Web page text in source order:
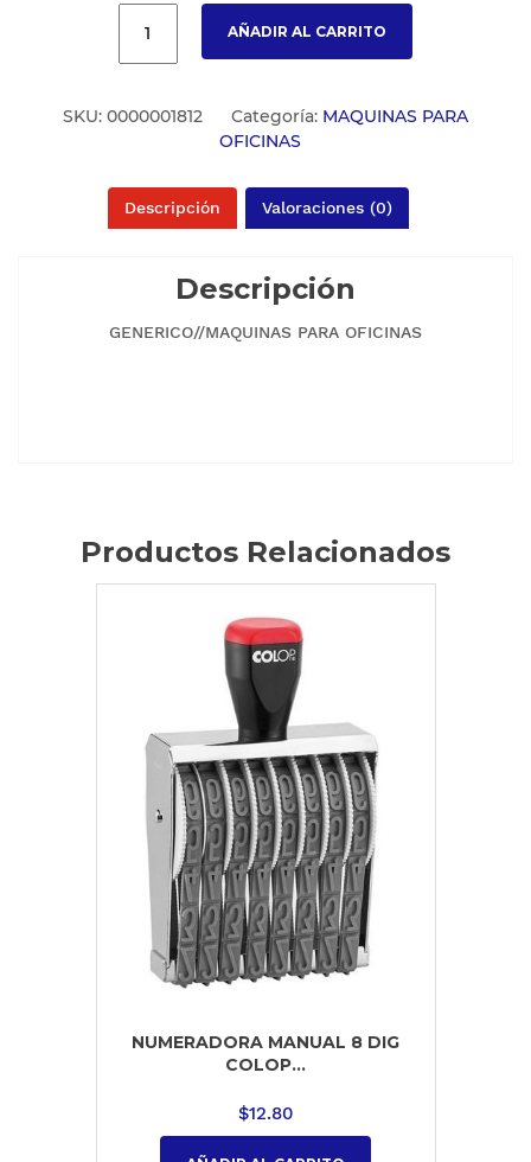
AÑADIR AL CARRITO
SKU: 0000001812 Categoría: MAQUINAS PARA
OFICINAS
Descripción Valoraciones (0)
Descripción
GENERICO//MAQUINAS PARA OFICINAS
Productos Relacionados
NUMERADORA MANUAL 8 DIG
COLOP...
$12.80